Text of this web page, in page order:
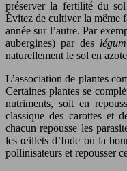
préserver la fertilité du
Évitez de cultiver la même
année sur l’autre. Par
aubergines) par des
naturellement le sol en
L’association de plantes
Certaines plantes se
nutriments, soit en
classique des carottes et
chacun repousse les
les œillets d’Inde ou la
pollinisateurs et repousser